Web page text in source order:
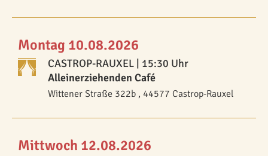
Montag 10.08.2026
CASTROP-RAUXEL | 15:30 Uhr
Alleinerziehenden Café
Wittener Straße 322b , 44577 Castrop-Rauxel
Mittwoch 12.08.2026